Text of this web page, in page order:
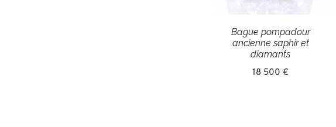
Bague pompadour
ancienne saphir et
diamants
18 500 €